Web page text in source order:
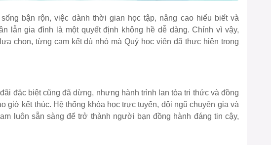
bận rộn, việc dành thời gian học tập, nâng cao hiểu biết và
lẫn gia đình là một quyết định không hề dễ dàng. Chính vì vậy,
chọn, từng cam kết dù nhỏ mà Quý học viên đã thực hiện trong
đặc biệt cũng đã dừng, nhưng hành trình lan tỏa tri thức và đồng
giờ kết thúc. Hệ thống khóa học trực tuyến, đội ngũ chuyên gia và
luôn sẵn sàng để trở thành người bạn đồng hành đáng tin cậy,